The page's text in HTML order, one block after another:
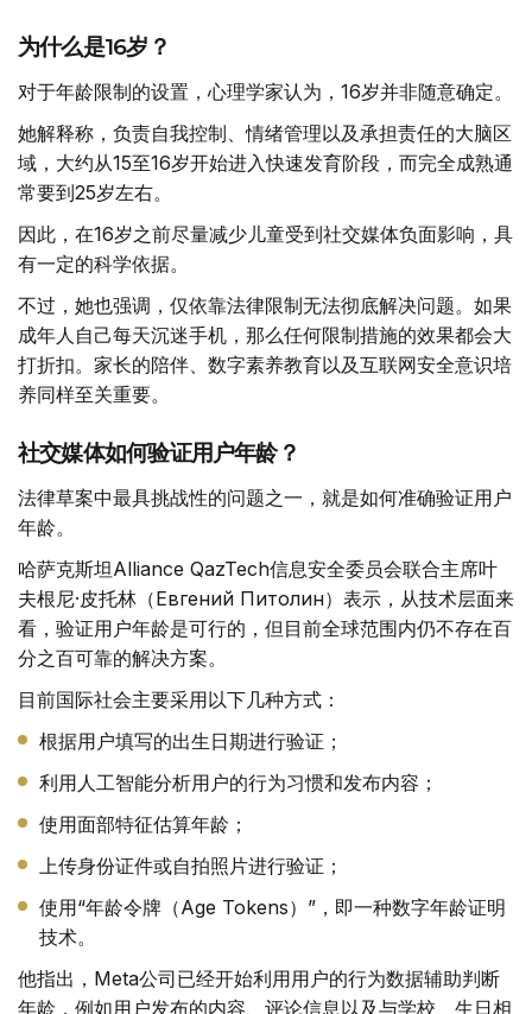
为什么是16岁？
对于年龄限制的设置，心理学家认为，16岁并非随意确定。
她解释称，负责自我控制、情绪管理以及承担责任的大脑区
域，大约从15至16岁开始进入快速发育阶段，而完全成熟通
常要到25岁左右。
因此，在16岁之前尽量减少儿童受到社交媒体负面影响，具
有一定的科学依据。
不过，她也强调，仅依靠法律限制无法彻底解决问题。如果
成年人自己每天沉迷手机，那么任何限制措施的效果都会大
打折扣。家长的陪伴、数字素养教育以及互联网安全意识培
养同样至关重要。
社交媒体如何验证用户年龄？
法律草案中最具挑战性的问题之一，就是如何准确验证用户
年龄。
哈萨克斯坦Alliance QazTech信息安全委员会联合主席叶
夫根尼·皮托林（Евгений Питолин）表示，从技术层面来
看，验证用户年龄是可行的，但目前全球范围内仍不存在百
分之百可靠的解决方案。
目前国际社会主要采用以下几种方式：
根据用户填写的出生日期进行验证；
利用人工智能分析用户的行为习惯和发布内容；
使用面部特征估算年龄；
上传身份证件或自拍照片进行验证；
使用“年龄令牌（Age Tokens）”，即一种数字年龄证明
技术。
他指出，Meta公司已经开始利用用户的行为数据辅助判断
年龄，例如用户发布的内容、评论信息以及与学校、生日相